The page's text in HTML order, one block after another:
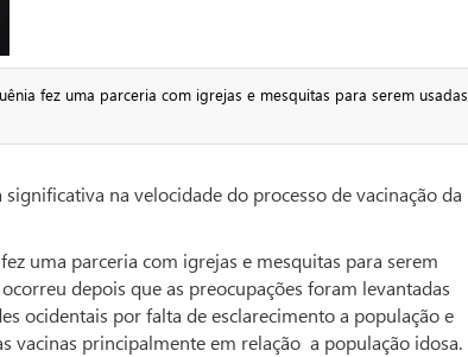
fez uma parceria com igrejas e mesquitas para serem usadas
na velocidade do processo de vacinação da
uma parceria com igrejas e mesquitas para serem
depois que as preocupações foram levantadas
ocidentais por falta de esclarecimento a população e
principalmente em relação a população idosa.